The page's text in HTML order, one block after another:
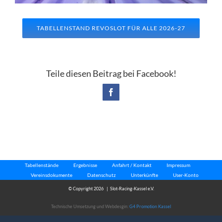
TABELLENSTAND REVOSLOT FÜR ALLE 2026-27
Teile diesen Beitrag bei Facebook!
Facebook
Tabellenstände Ergebnisse Anfahrt / Kontakt
Impressum
Vereinsdokumente
Datenschutz Unterkünfte User-Konto
© Copyright2026 | Slot-Racing-Kassel e.V.
Technische Umsetzung und Webdesgin:G4 Promotion Kassel